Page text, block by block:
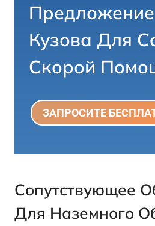
Кузова Для
Скорой
ЗАПРОСИТЕ
Сопутствующее
Для Наземного